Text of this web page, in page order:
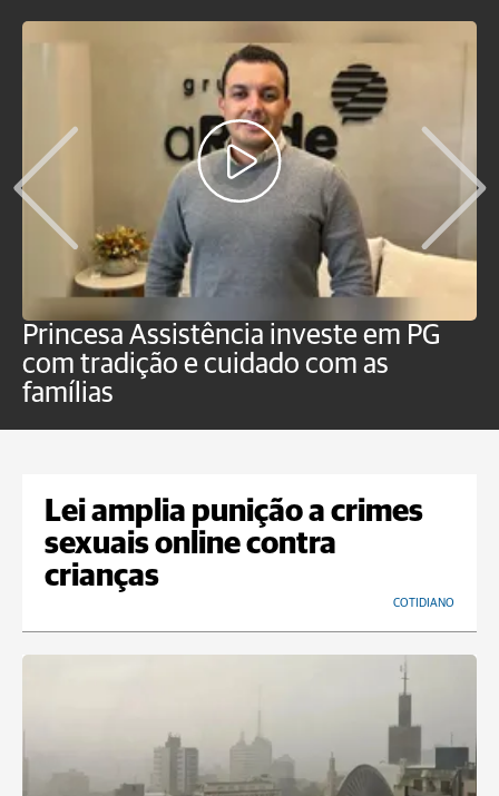
Princesa Assistência investe em PG
com tradição e cuidado com as
famílias
Lei amplia punição a crimes
sexuais online contra
crianças
COTIDIANO